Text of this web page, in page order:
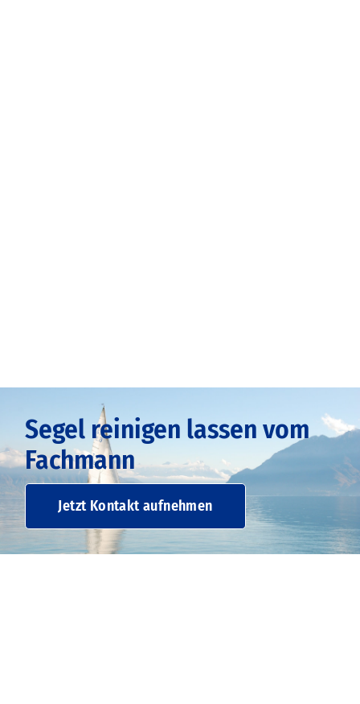
Segel reinigen lassen vom
Fachmann
Jetzt Kontakt aufnehmen